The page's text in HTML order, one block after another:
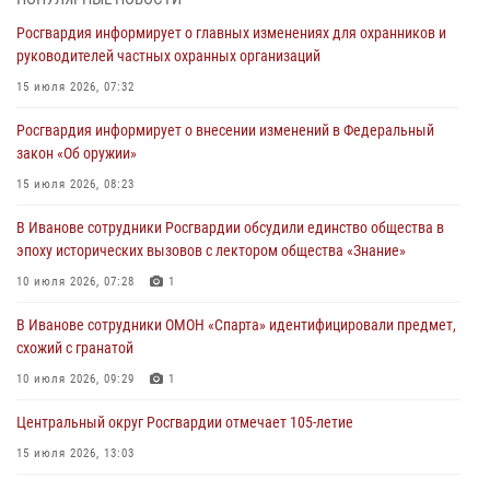
торжественных мероприятиях, посвященных празднованию Дня
Воздушно-десантных войск
02 августа 2026, 11:46
Мероприятия в рамках акции «Каникулы с Росгвардией»
продолжаются в Ивановской области
31 июля 2026, 11:08
В Ивановской области при содействии Росгвардии задержаны
подозреваемые в серии автомобильных краж
30 июля 2026, 12:41 2
Росгвардейцы Иванова приняли участие в богослужении в честь
празднования Дня Крещения Руси
28 июля 2026, 08:57 4
Росгвардия информирует о главных изменениях для охранников и
руководителей частных охранных организаций
15 июля 2026, 07:32
Росгвардия информирует о внесении изменений в Федеральный
закон «Об оружии»
15 июля 2026, 08:23
В Иванове сотрудники Росгвардии обсудили единство общества в
эпоху исторических вызовов с лектором общества «Знание»
10 июля 2026, 07:28 1
В Иванове сотрудники ОМОН «Спарта» идентифицировали предмет,
схожий с гранатой
10 июля 2026, 09:29 1
Центральный округ Росгвардии отмечает 105-летие
15 июля 2026, 13:03